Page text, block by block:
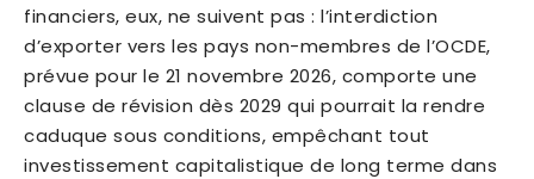
financiers, eux, ne suivent pas : l’interdiction
d’exporter vers les pays non-membres de l’OCDE,
prévue pour le 21 novembre 2026, comporte une
clause de révision dès 2029 qui pourrait la rendre
caduque sous conditions, empêchant tout
investissement capitalistique de long terme dans